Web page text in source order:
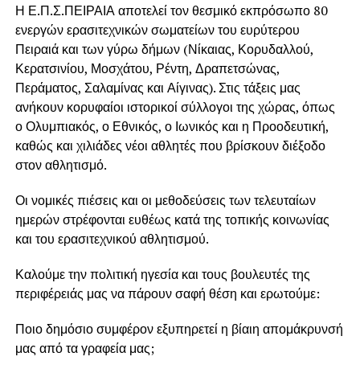
Η Ε.Π.Σ.ΠΕΙΡΑΙΑ αποτελεί τον θεσμικό εκπρόσωπο 80
ενεργών ερασιτεχνικών σωματείων του ευρύτερου
Πειραιά και των γύρω δήμων (Νίκαιας, Κορυδαλλού,
Κερατσινίου, Μοσχάτου, Ρέντη, Δραπετσώνας,
Περάματος, Σαλαμίνας και Αίγινας). Στις τάξεις μας
ανήκουν κορυφαίοι ιστορικοί σύλλογοι της χώρας, όπως
ο Ολυμπιακός, ο Εθνικός, ο Ιωνικός και η Προοδευτική,
καθώς και χιλιάδες νέοι αθλητές που βρίσκουν διέξοδο
στον αθλητισμό.
Οι νομικές πιέσεις και οι μεθοδεύσεις των τελευταίων
ημερών στρέφονται ευθέως κατά της τοπικής κοινωνίας
και του ερασιτεχνικού αθλητισμού.
Καλούμε την πολιτική ηγεσία και τους βουλευτές της
περιφέρειάς μας να πάρουν σαφή θέση και ερωτούμε:
Ποιο δημόσιο συμφέρον εξυπηρετεί η βίαιη απομάκρυνσή
μας από τα γραφεία μας;